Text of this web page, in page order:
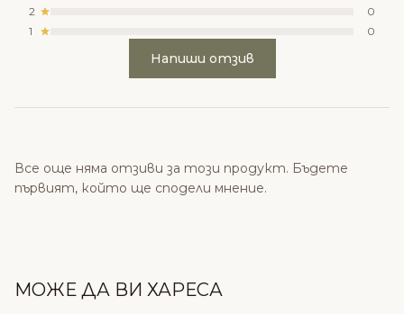
2
0
1
0
Напиши отзив
Все още няма отзиви за този продукт. Бъдете
първият, който ще сподели мнение.
МОЖЕ ДА ВИ ХАРЕСА